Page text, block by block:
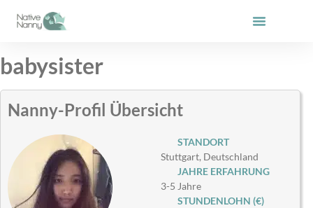
Inhalt
babysister
Nanny-Profil Übersicht
STANDORT
Stuttgart, Deutschland
JAHRE ERFAHRUNG
3-5 Jahre
STUNDENLOHN (€)